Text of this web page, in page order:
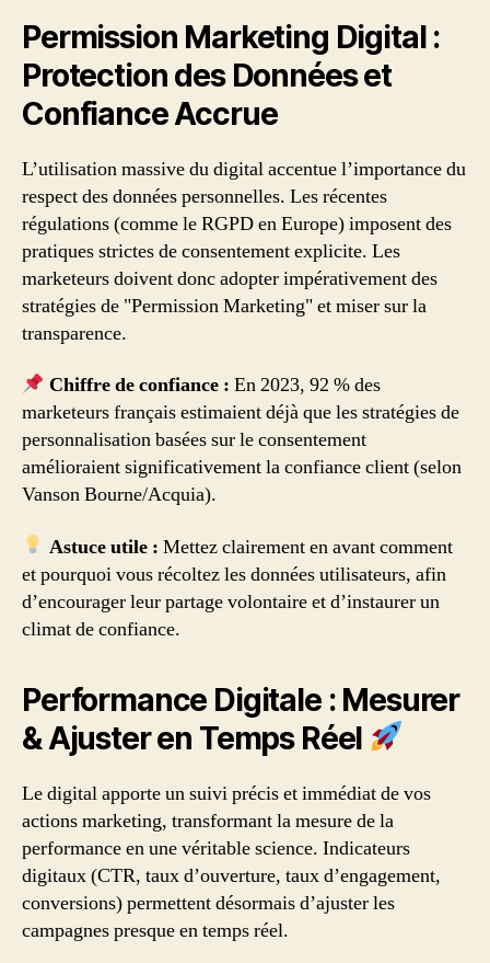
Permission Marketing Digital :
Protection des Données et
Confiance Accrue
L’utilisation massive du digital accentue l’importance du
respect des données personnelles. Les récentes
régulations (comme le RGPD en Europe) imposent des
pratiques strictes de consentement explicite. Les
marketeurs doivent donc adopter impérativement des
stratégies de "Permission Marketing" et miser sur la
transparence.
Chiffre de confiance : En 2023, 92 % des
marketeurs français estimaient déjà que les stratégies de
personnalisation basées sur le consentement
amélioraient significativement la confiance client (selon
Vanson Bourne/Acquia).
Astuce utile : Mettez clairement en avant comment
et pourquoi vous récoltez les données utilisateurs, afin
d’encourager leur partage volontaire et d’instaurer un
climat de confiance.
Performance Digitale : Mesurer
& Ajuster en Temps Réel
Le digital apporte un suivi précis et immédiat de vos
actions marketing, transformant la mesure de la
performance en une véritable science. Indicateurs
digitaux (CTR, taux d’ouverture, taux d’engagement,
conversions) permettent désormais d’ajuster les
campagnes presque en temps réel.